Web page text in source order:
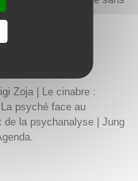
Zoja | Le cinabre :
psyché face au
la psychanalyse | Jung